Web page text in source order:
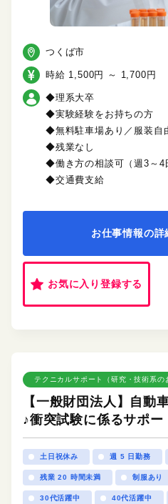
つくば市
時給 1,500円 ～ 1,700円
◆理系大卒
◆実験経験をお持ちの方
◆無料駐車場あり／服装自
◆残業なし
◆働き方の相談可（週3～4
◆交通費支給
お仕事情報の詳
お気に入り登録する
テクニカルサポート（研究・技術系の
【一般財団法人】自動
♪衝突試験に係るサポー
土日祝休み 週 5 日勤務
残業 20 時間未満 制服あり
30代活躍中 40代活躍中